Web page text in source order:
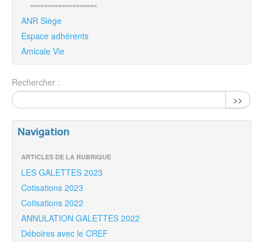
===================
ANR Siège
Espace adhérents
Amicale Vie
Rechercher :
>>
Navigation
ARTICLES DE LA RUBRIQUE
LES GALETTES 2023
Cotisations 2023
Cotisations 2022
ANNULATION GALETTES 2022
Déboires avec le CREF